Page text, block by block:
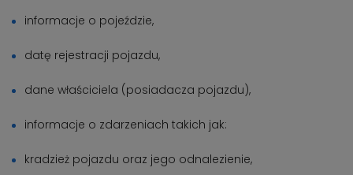
informacje o pojeździe,
datę rejestracji pojazdu,
dane właściciela (posiadacza pojazdu),
informacje o zdarzeniach takich jak:
kradzież pojazdu oraz jego odnalezienie,